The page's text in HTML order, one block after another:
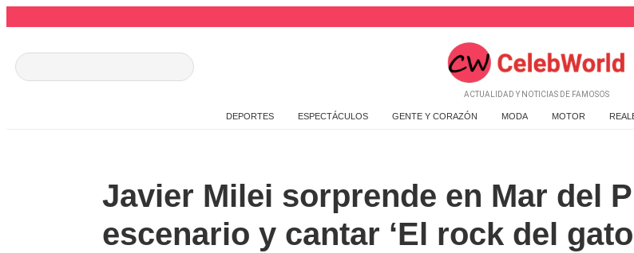
ACTUALIDAD Y NOTICIAS DE FAMOSOS
DEPORTES ESPECTÁCULOS GENTE Y CORAZÓN MODA MOTOR
Javier Milei sorprende en Mar del
escenario y cantar ‘El rock del